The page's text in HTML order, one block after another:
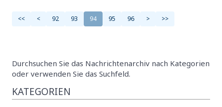
<< < 92 93 94 95 96 > >>
Durchsuchen Sie das Nachrichtenarchiv nach Kategorien
oder verwenden Sie das Suchfeld.
KATEGORIEN